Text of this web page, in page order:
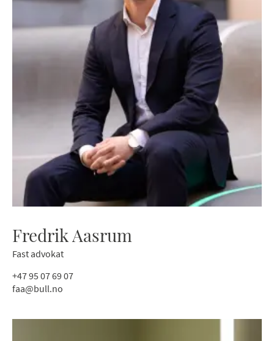
Fredrik Aasrum
Fast advokat
+47 95 07 69 07
faa@bull.no